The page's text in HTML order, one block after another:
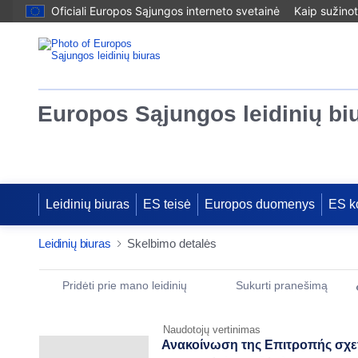
Oficiali Europos Sąjungos interneto svetainė Kaip
Europos Sąjungos leidinių
Leidinių biuras ES teisė Europos duomenys ES
Leidinių biuras Skelbimo detalės
Publication Detail Actions Portlet
Pridėti prie mano leidinių Sukurti pranešimą
Naudotojų vertinimas
Ανακοίνωση της Επιτροπής